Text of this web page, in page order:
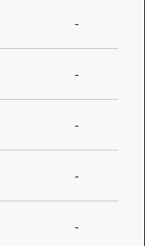
-
-
-
-
-